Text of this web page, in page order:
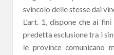
svincolo delle stesse dai
L’art. 1, dispone che ai
predetta esclusione tra i
le province comunicano